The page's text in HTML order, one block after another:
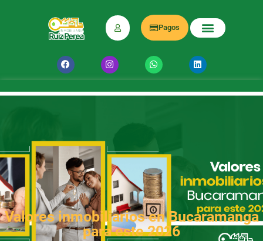
Pagos
Valores inmobiliarios en Bucaramanga
para este 2026